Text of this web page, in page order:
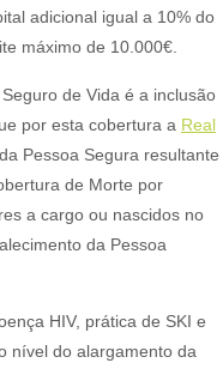
adicional igual a 10% do
máximo de 10.000€.​
de Vida é a inclusão
por esta cobertura a Real
Pessoa Segura resultante
de Morte por
a cargo ou nascidos no
da Pessoa
HIV, prática de SKI e
nível do alargamento da